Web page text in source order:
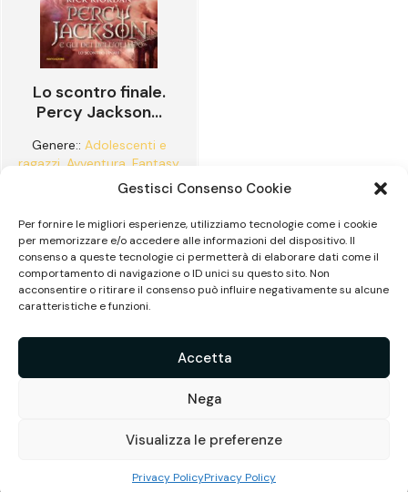
Gestisci Consenso Cookie
Per fornire le migliori esperienze, utilizziamo tecnologie come i cookie
per memorizzare e/o accedere alle informazioni del dispositivo. Il
consenso a queste tecnologie ci permetterà di elaborare dati come il
comportamento di navigazione o ID unici su questo sito. Non
acconsentire o ritirare il consenso può influire negativamente su alcune
caratteristiche e funzioni.
Accetta
Nega
Visualizza le preferenze
Privacy PolicyPrivacy Policy
Lo scontro finale.
Percy Jackson...
Genere:: Adolescenti e
ragazzi Avventura ,Fantasy
Rick Riordan
© 2026 Biblioteca Gerace | All Rights Reserved | Powered
Privacy|Termini&Condizioni
misure di sostegno per biblioteche ed archivi storici